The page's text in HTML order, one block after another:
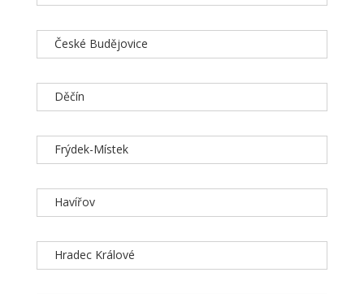
České Budějovice
Děčín
Frýdek-Místek
Havířov
Hradec Králové